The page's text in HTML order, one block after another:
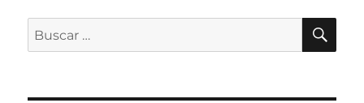
Buscar
por: